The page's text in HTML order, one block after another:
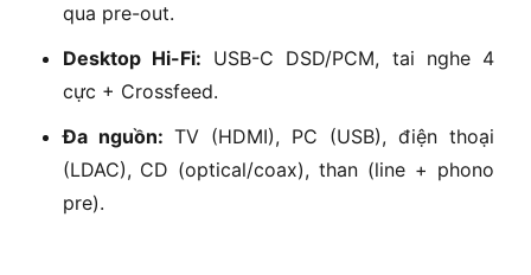
qua pre-out.
Desktop Hi-Fi: USB-C DSD/PCM, tai nghe 4
cực + Crossfeed.
Đa nguồn: TV (HDMI), PC (USB), điện thoại
(LDAC), CD (optical/coax), than (line + phono
pre).